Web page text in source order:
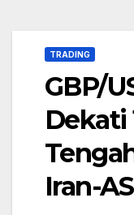
TRADING
GBP/
Dekati
Iran-AS